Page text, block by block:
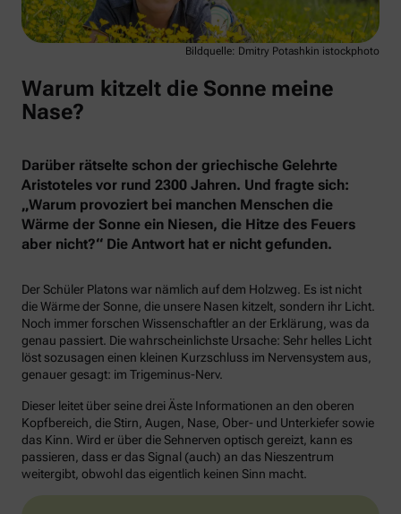
Bildquelle: Dmitry Potashkin istockphoto
Warum kitzelt die Sonne meine
Nase?
Darüber rätselte schon der griechische Gelehrte
Aristoteles vor rund 2300 Jahren. Und fragte sich:
„Warum provoziert bei manchen Menschen die
Wärme der Sonne ein Niesen, die Hitze des Feuers
aber nicht?“ Die Antwort hat er nicht gefunden.
Der Schüler Platons war nämlich auf dem Holzweg. Es ist nicht
die Wärme der Sonne, die unsere Nasen kitzelt, sondern ihr Licht.
Noch immer forschen Wissenschaftler an der Erklärung, was da
genau passiert. Die wahrscheinlichste Ursache: Sehr helles Licht
löst sozusagen einen kleinen Kurzschluss im Nervensystem aus,
genauer gesagt: im Trigeminus-Nerv.
Dieser leitet über seine drei Äste Informationen an den oberen
Kopfbereich, die Stirn, Augen, Nase, Ober- und Unterkiefer sowie
das Kinn. Wird er über die Sehnerven optisch gereizt, kann es
passieren, dass er das Signal (auch) an das Nieszentrum
weitergibt, obwohl das eigentlich keinen Sinn macht.